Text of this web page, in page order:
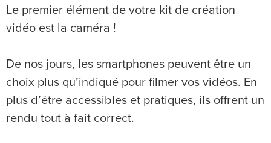
Le premier élément de votre kit de création
vidéo est la caméra !
De nos jours, les smartphones peuvent être un
choix plus qu’indiqué pour filmer vos vidéos. En
plus d’être accessibles et pratiques, ils offrent un
rendu tout à fait correct.